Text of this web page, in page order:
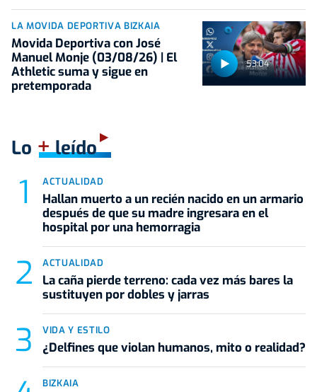
53:04
LA MOVIDA DEPORTIVA BIZKAIA
Movida Deportiva con José
Manuel Monje (03/08/26) | El
Athletic suma y sigue en
pretemporada
Lo +leído
ACTUALIDAD
Hallan muerto a un recién nacido en un armario
después de que su madre ingresara en el
hospital por una hemorragia
ACTUALIDAD
La caña pierde terreno: cada vez más bares la
sustituyen por dobles y jarras
VIDA Y ESTILO
¿Delfines que violan humanos, mito o realidad?
BIZKAIA